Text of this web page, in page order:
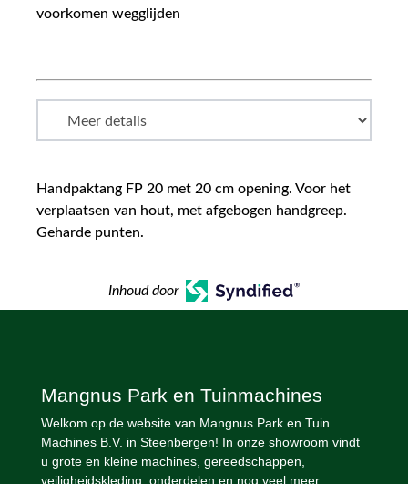
voorkomen wegglijden
Handpaktang FP 20 met 20 cm opening. Voor het
verplaatsen van hout, met afgebogen handgreep.
Geharde punten.
Inhoud door
Mangnus Park en Tuinmachines
Welkom op de website van Mangnus Park en Tuin
Machines B.V. in Steenbergen! In onze showroom vindt
u grote en kleine machines, gereedschappen,
veiligheidskleding, onderdelen en nog veel meer.